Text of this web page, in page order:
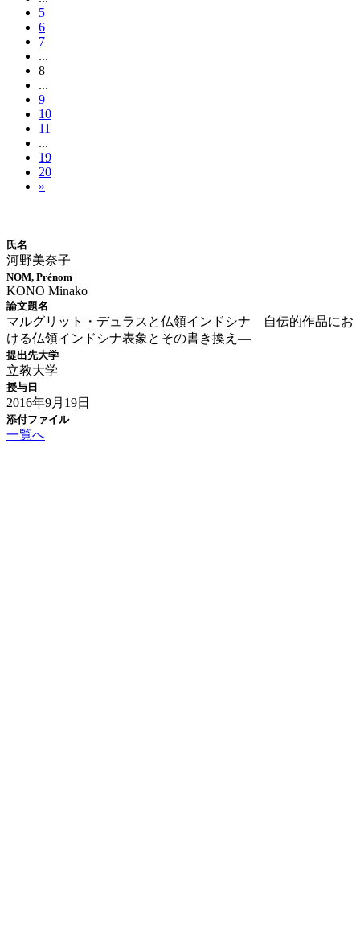
5
6
7
...
8
...
9
10
11
...
19
20
»
氏名
河野美奈子
NOM, Prénom
KONO Minako
論文題名
マルグリット・デュラスと仏領インドシナ―自伝的作品にお
ける仏領インドシナ表象とその書き換え―
提出先大学
立教大学
授与日
2016年9月19日
添付ファイル
一覧へ